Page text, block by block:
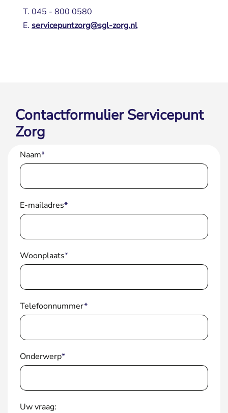
T. 045 - 800 0580
E. servicepuntzorg@sgl-zorg.nl
Contactformulier Servicepunt
Zorg
Naam*
E-mailadres*
Woonplaats*
Telefoonnummer*
Onderwerp*
Uw vraag: